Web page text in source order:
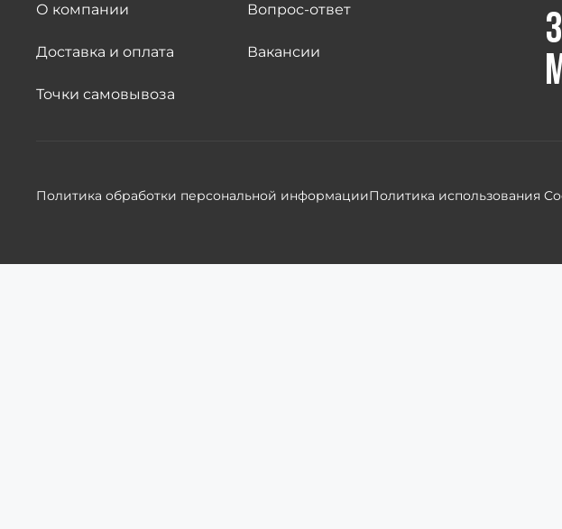
О компании Вопрос-ответ
Доставка и оплата Вакансии
Точки самовывоза
Политика обработки персональной информацииПолитика использования